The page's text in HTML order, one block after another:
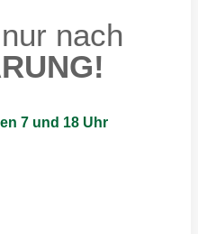
nur nach
7 und 18 Uhr